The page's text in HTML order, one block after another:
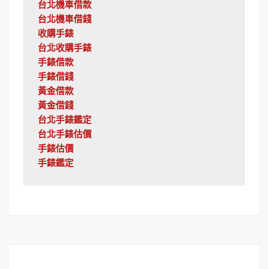
台北機車借款
台北機車借錢
收購手錶
台北收購手錶
手錶借款
手錶借錢
黃金借款
黃金借錢
台北手錶鑑定
台北手錶估價
手錶估價
手錶鑑定